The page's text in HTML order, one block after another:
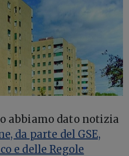
abbiamo dato notizia
da parte del GSE,
e delle Regole